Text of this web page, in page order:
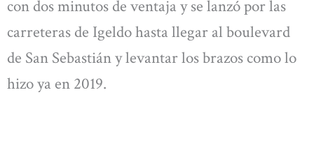
con dos minutos de ventaja y se lanzó por las
carreteras de Igeldo hasta llegar al boulevard
de San Sebastián y levantar los brazos como lo
hizo ya en 2019.